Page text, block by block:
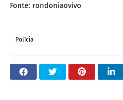
Fonte: rondoniaovivo
Polícia